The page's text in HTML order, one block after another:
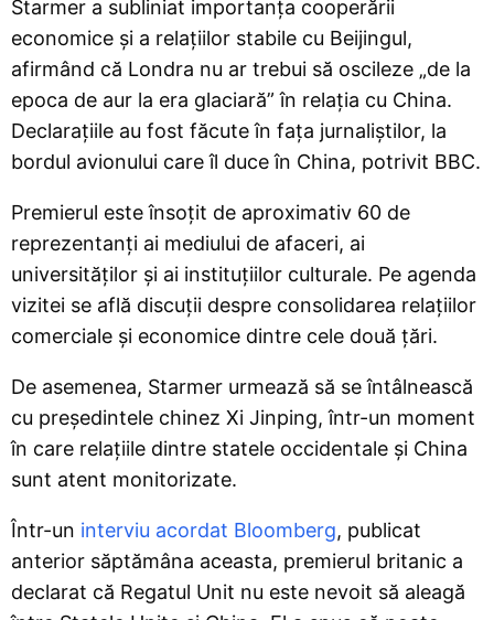
Starmer a subliniat importanța cooperării
economice și a relațiilor stabile cu Beijingul,
afirmând că Londra nu ar trebui să oscileze „de la
epoca de aur la era glaciară” în relația cu China.
Declarațiile au fost făcute în fața jurnaliștilor, la
bordul avionului care îl duce în China, potrivit BBC.
Premierul este însoțit de aproximativ 60 de
reprezentanți ai mediului de afaceri, ai
universităților și ai instituțiilor culturale. Pe agenda
vizitei se află discuții despre consolidarea relațiilor
comerciale și economice dintre cele două țări.
De asemenea, Starmer urmează să se întâlnească
cu președintele chinez Xi Jinping, într-un moment
în care relațiile dintre statele occidentale și China
sunt atent monitorizate.
Într-un interviu acordat Bloomberg, publicat
anterior săptămâna aceasta, premierul britanic a
declarat că Regatul Unit nu este nevoit să aleagă